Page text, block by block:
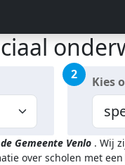
2 Kies
Gemeente Venlo . Wij
over scholen met